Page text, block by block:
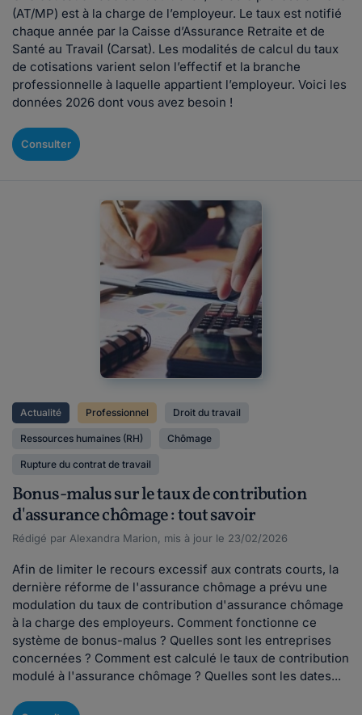
(AT/MP) est à la charge de l’employeur. Le taux est notifié
chaque année par la Caisse d’Assurance Retraite et de
Santé au Travail (Carsat). Les modalités de calcul du taux
de cotisations varient selon l’effectif et la branche
professionnelle à laquelle appartient l’employeur. Voici les
données 2026 dont vous avez besoin !
Consulter
Actualité Professionnel Droit du travail
Ressources humaines (RH) Chômage
Rupture du contrat de travail
Bonus-malus sur le taux de contribution
d'assurance chômage : tout savoir
Rédigé par Alexandra Marion, mis à jour le 23/02/2026
Afin de limiter le recours excessif aux contrats courts, la
dernière réforme de l'assurance chômage a prévu une
modulation du taux de contribution d'assurance chômage
à la charge des employeurs. Comment fonctionne ce
système de bonus-malus ? Quelles sont les entreprises
concernées ? Comment est calculé le taux de contribution
modulé à l'assurance chômage ? Quelles sont les dates...